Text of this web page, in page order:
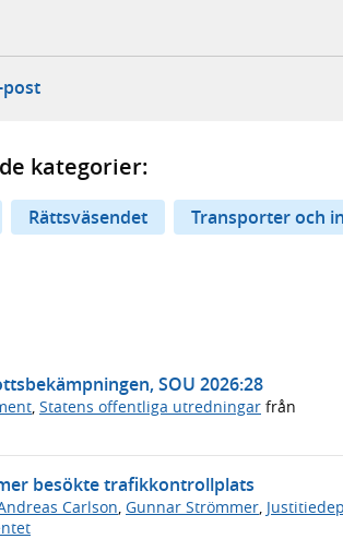
webbplats,
i ny flik, extern webbplats,
post- öppnar din e-postklient,
kategorier:
Rättsväsendet Transporter och
SOU 2026:28
, Statens offentliga utredningar från
besökte trafikkontrollplats
Carlson, Gunnar Strömmer,